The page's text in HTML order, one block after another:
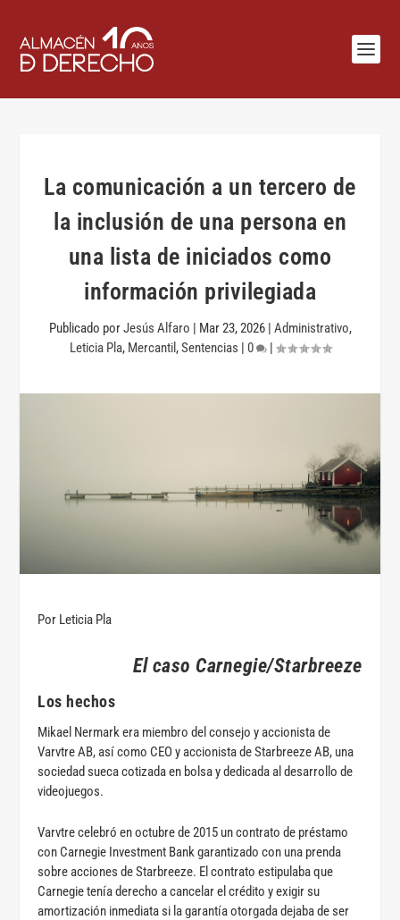
La comunicación a un tercero de
la inclusión de una persona en
una lista de iniciados como
información privilegiada
Publicado porJesús Alfaro | Mar 23, 2026| Administrativo,
Leticia Pla, Mercantil ,Sentencias | 0 |
Por Leticia Pla
El caso Carnegie/Starbreeze
Los hechos
Mikael Nermark era miembro del consejo y accionista de
Varvtre AB, así como CEO y accionista de Starbreeze AB, una
sociedad sueca cotizada en bolsa y dedicada al desarrollo de
videojuegos.
Varvtre celebró en octubre de 2015 un contrato de préstamo
con Carnegie Investment Bank garantizado con una prenda
sobre acciones de Starbreeze. El contrato estipulaba que
Carnegie tenía derecho a cancelar el crédito y exigir su
amortización inmediata si la garantía otorgada dejaba de ser